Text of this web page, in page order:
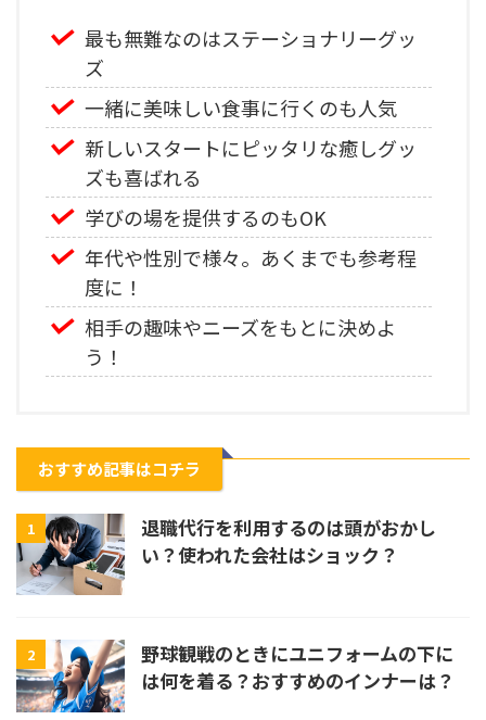
最も無難なのはステーショナリーグッ
ズ
一緒に美味しい食事に行くのも人気
新しいスタートにピッタリな癒しグッ
ズも喜ばれる
学びの場を提供するのもOK
年代や性別で様々。あくまでも参考程
度に！
相手の趣味やニーズをもとに決めよ
う！
おすすめ記事はコチラ
1
退職代行を利用するのは頭がおかし
い？使われた会社はショック？
2
野球観戦のときにユニフォームの下に
は何を着る？おすすめのインナーは？